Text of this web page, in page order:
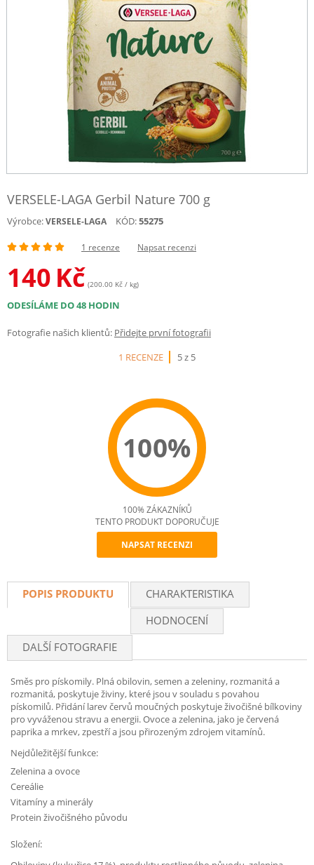
VERSELE-LAGA Gerbil Nature 700 g
Výrobce:VERSELE-LAGA KÓD:55275
1 recenze Napsat recenzi
140 Kč (200.00 Kč / kg)
ODESÍLÁME DO 48 HODIN
Fotografie našich klientů: Přidejte první fotografii
1 RECENZE
5 z 5
100%
Recommend
100% ZÁKAZNÍKŮ
TENTO PRODUKT DOPORUČUJE
NAPSAT RECENZI
POPIS PRODUKTU
CHARAKTERISTIKA
HODNOCENÍ
DALŠÍ FOTOGRAFIE
Směs pro pískomily. Plná obilovin, semen a zeleniny, rozmanitá a
rozmanitá, poskytuje živiny, které jsou v souladu s povahou
pískomilů. Přidání larev červů moučných poskytuje živočišné bílkoviny
pro vyváženou stravu a energii. Ovoce a zelenina, jako je červená
paprika a mrkev, zpestří a jsou přirozeným zdrojem vitamínů.
Nejdůležitější funkce:
Zelenina a ovoce
Cereálie
Vitamíny a minerály
Protein živočišného původu
Složení: